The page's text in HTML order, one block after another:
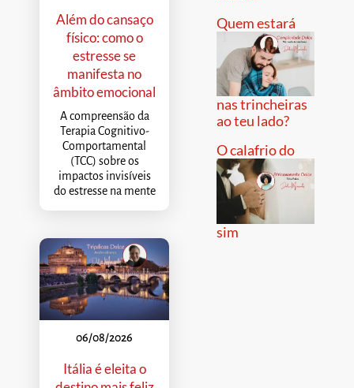
Além do cansaço
físico: como o
estresse se
manifesta no
âmbito emocional
A compreensão da
Terapia Cognitivo-
Comportamental
(TCC) sobre os
impactos invisíveis
do estresse na mente
06/08/2026
Itália é eleita o
Quem estará
nas trincheiras
ao teu lado?
O calafrio do
sim